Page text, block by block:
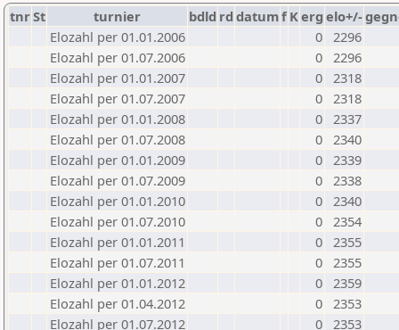
tnrSt turnier bdld rd datumf Kerg elo+/-
Elozahl per 01.01.2006
0 2296
Elozahl per 01.07.2006
0 2296
Elozahl per 01.01.2007
0 2318
Elozahl per 01.07.2007
0 2318
Elozahl per 01.01.2008
0 2337
Elozahl per 01.07.2008
0 2340
Elozahl per 01.01.2009
0 2339
Elozahl per 01.07.2009
0 2338
Elozahl per 01.01.2010
0 2340
Elozahl per 01.07.2010
0 2354
Elozahl per 01.01.2011
0 2355
Elozahl per 01.07.2011
0 2355
Elozahl per 01.01.2012
0 2359
Elozahl per 01.04.2012
0 2353
Elozahl per 01.07.2012
0 2353